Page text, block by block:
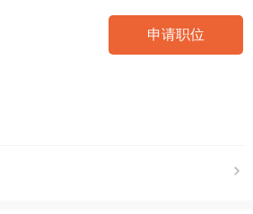
申请职位